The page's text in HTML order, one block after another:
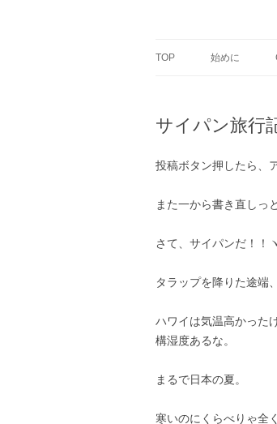
TOP 始めに
サイパン旅行
投稿ボタン押したら、
また一から書き直しっ
さて、サイパンだ！！
タラップを降りた途端、
ハワイは気温高かった
構湿度あるな。
まるで日本の夏。
寒いのにくらべりゃ全